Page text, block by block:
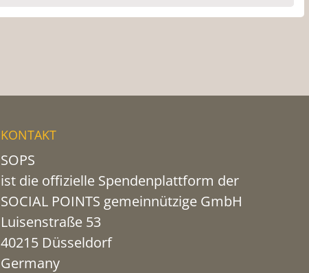
KONTAKT
SOPS
ist die offizielle Spendenplattform der
SOCIAL POINTS gemeinnützige GmbH
Luisenstraße 53
40215 Düsseldorf
Germany